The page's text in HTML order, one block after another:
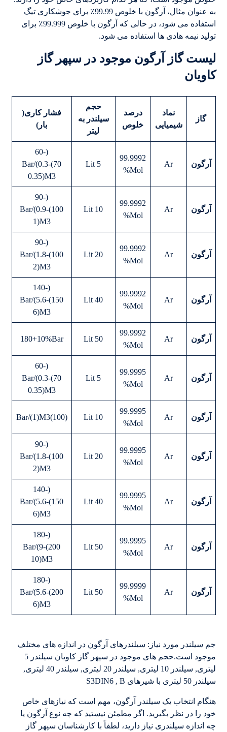
به عنوان مثال، آرگون با خلوص 99.99٪ برای جوشکاری تیگ
استفاده می شود، در حالی که آرگون با خلوص 99.999٪ برای
تولید نیمه هادی ها استفاده می شود.
لیست گاز آرگون موجود در سپهر گاز
کاویان
گاز
نماد
شیمیایی
درصد
خلوص
حجم
سیلندر به
لیتر
فشار کاری(
بار)
آرگون Ar
99.9992
Mol%
5 Lit
(60-
70)Bar/(0.3-
0.35)M3
آرگون Ar
99.9992
Mol%
10 Lit
(90-
100)Bar/(0.9-
1)M3
آرگون Ar
99.9992
Mol%
20 Lit
(90-
100)Bar/(1.8-
2)M3
آرگون Ar
99.9992
Mol%
40 Lit
(140-
150)Bar/(5.6-
6)M3
آرگون Ar
99.9992
Mol%
50 Lit
180+10%Bar
آرگون Ar
99.9995
Mol%
5 Lit
(60-
70)Bar/(0.3-
0.35)M3
آرگون Ar
99.9995
Mol%
10 Lit
(100)Bar/(1)M3
آرگون Ar
99.9995
Mol%
20 Lit
(90-
100)Bar/(1.8-
2)M3
آرگون Ar
99.9995
Mol%
40 Lit
(140-
150)Bar/(5.6-
6)M3
آرگون Ar
99.9995
Mol%
50 Lit
(180-
200)Bar/(9-
10)M3
آرگون Ar
99.9999
Mol%
50 Lit
(180-
200)Bar/(5.6-
6)M3
جم سیلندر مورد نیاز: سیلندرهای آرگون در اندازه های مختلف
موجود است.حجم های موجود در سپهر گاز کاویان سیلندر 5
لیتری, سیلندر 10 لیتری, سیلندر 20 لیتری, سیلندر 40 لیتری,
سیلندر 50 لیتری با شیرهای S3DIN6 , B
هنگام انتخاب یک سیلندر آرگون، مهم است که نیازهای خاص
خود را در نظر بگیرید. اگر مطمئن نیستید که چه نوع آرگون یا
چه اندازه سیلندری نیاز دارید، لطفاً با کارشناسان سپهر گاز